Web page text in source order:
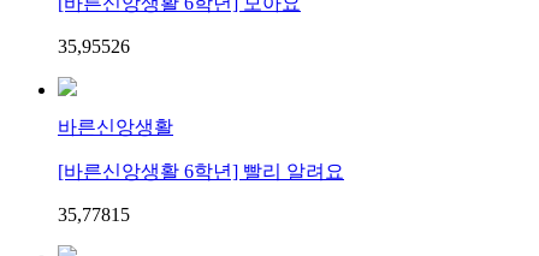
35,95526
바른신앙생활
[바른신앙생활 6학년] 빨리 알려요
35,7781 5